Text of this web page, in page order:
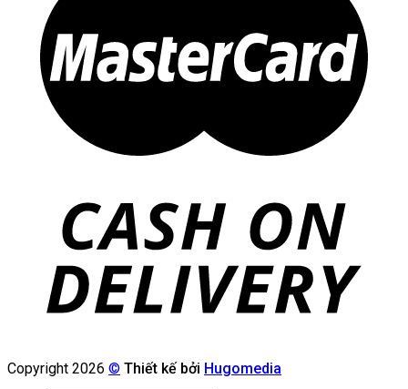
Copyright 2026 © Thiết kế bởi Hugomedia